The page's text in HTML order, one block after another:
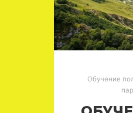
Обучение